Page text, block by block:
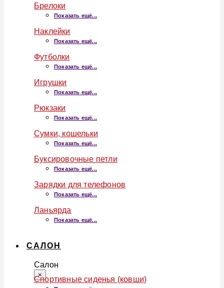
Брелоки
Показать ещё...
Наклейки
Показать ещё...
Футболки
Показать ещё...
Игрушки
Показать ещё...
Рюкзаки
Показать ещё...
Сумки, кошельки
Показать ещё...
Буксировочные петли
Показать ещё...
Зарядки для телефонов
Показать ещё...
Ланьярда
Показать ещё...
САЛОН
Салон
×
Спортивные сиденья (ковши)